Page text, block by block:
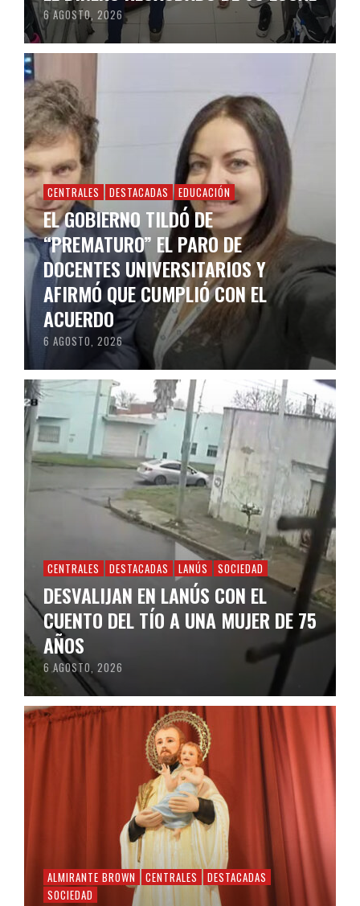
6 AGOSTO, 2026
CENTRALES DESTACADAS EDUCACIÓN
EL GOBIERNO TILDÓ DE
“PREMATURO” EL PARO DE
DOCENTES UNIVERSITARIOS Y
AFIRMÓ QUE CUMPLIÓ CON EL
ACUERDO
6 AGOSTO, 2026
CENTRALES DESTACADAS LANÚS SOCIEDAD
DESVALIJAN EN LANÚS CON EL
CUENTO DEL TÍO A UNA MUJER DE 75
AÑOS
6 AGOSTO, 2026
ALMIRANTE BROWN CENTRALES
DESTACADAS
SOCIEDAD